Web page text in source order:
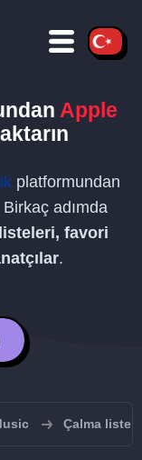
Apple
platformundan
adımda
favori
.
Çalma